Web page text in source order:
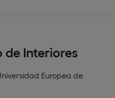
de Interiores
Europea de